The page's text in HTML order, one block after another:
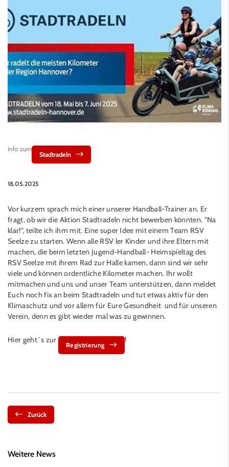
Info zum
Stadtradeln
18.05.2025
Vor kurzem sprach mich einer unserer Handball-Trainer an. Er
fragt, ob wir die Aktion Stadtradeln nicht bewerben könnten. "Na
klar!", teilte ich ihm mit. Eine super Idee mit einem Team RSV
Seelze zu starten. Wenn alle RSV ler Kinder und ihre Eltern mit
machen, die beim letzten Jugend-Handball- Heimspieltag des
RSV Seelze mit ihrem Rad zur Halle kamen, dann sind wir sehr
viele und können ordentliche Kilometer machen. Ihr wollt
mitmachen und uns und unser Team unterstützen, dann meldet
Euch noch fix an beim Stadtradeln und tut etwas aktiv für den
Klimaschutz und vor allem für Eure Gesundheit und für unseren
Verein, denn es gibt wieder mal was zu gewinnen.
Hier geht´s zur
Registrierung
!
Zurück
Weitere News